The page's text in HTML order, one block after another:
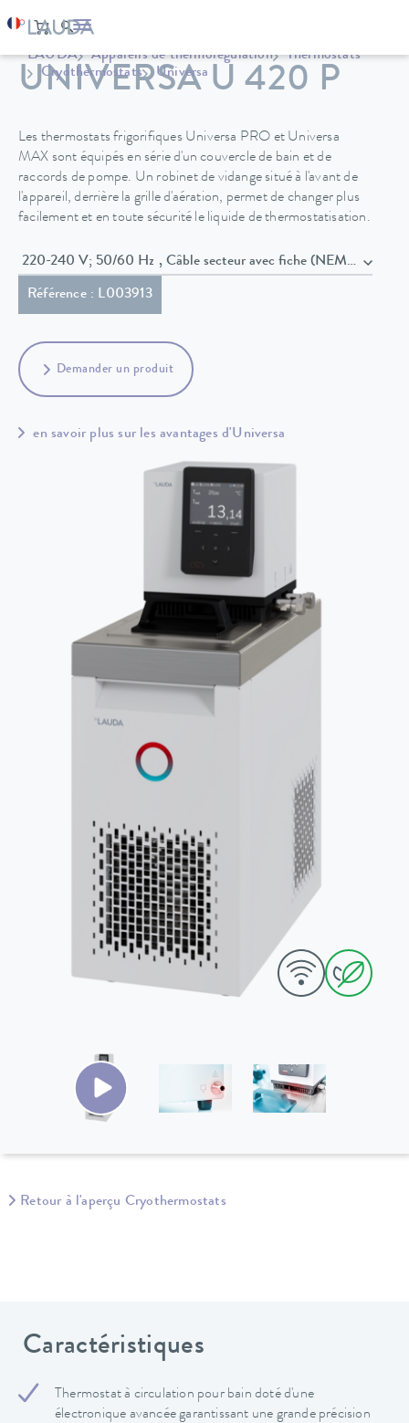
LAUDA Appareils de thermorégulation
Thermostats
Cryothermostats
Universa
UNIVERSA U 420 P
Les thermostats frigorifiques Universa PRO et Universa
MAX sont équipés en série d'un couvercle de bain et de
raccords de pompe. Un robinet de vidange situé à l'avant de
l'appareil, derrière la grille d'aération, permet de changer plus
facilement et en toute sécurité le liquide de thermostatisation.
220-240 V; 50/60 Hz , Câble secteur avec fiche (NEMA 6-20P)
Référence : L003913
Demander un produit
en savoir plus sur les avantages d'Universa
Retour à l'aperçu Cryothermostats
Caractéristiques
Thermostat à circulation pour bain doté d'une
électronique avancée garantissant une grande précision